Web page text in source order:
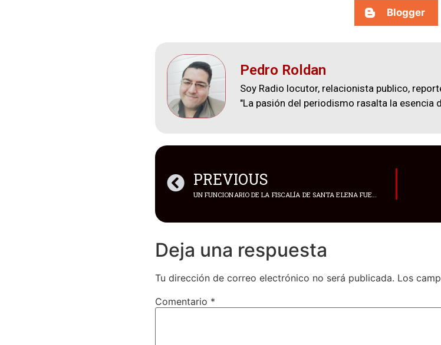
Blogger
Pedro Roldan
Soy Radio locutor, relacionista publico,
"La pasión del periodismo rasalta la esencia
PREVIOUS
Deja una respuesta
Tu dirección de correo electrónico no será publicada. Los
Comentario *